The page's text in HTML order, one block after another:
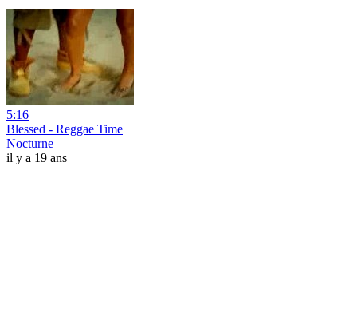
5:16
Blessed - Reggae Time
Nocturne
il y a 19 ans